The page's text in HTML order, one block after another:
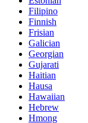
Filipino
Finnish
Frisian
Galician
Georgian
Gujarati
Haitian
Hausa
Hawaiian
Hebrew
Hmong